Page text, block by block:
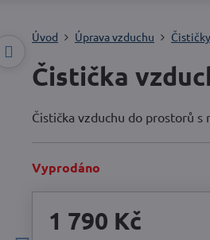
Úvod Úprava vzduchu
Čistička
Čistička vzduchu do prostorů
Vyprodáno
1 790 Kč